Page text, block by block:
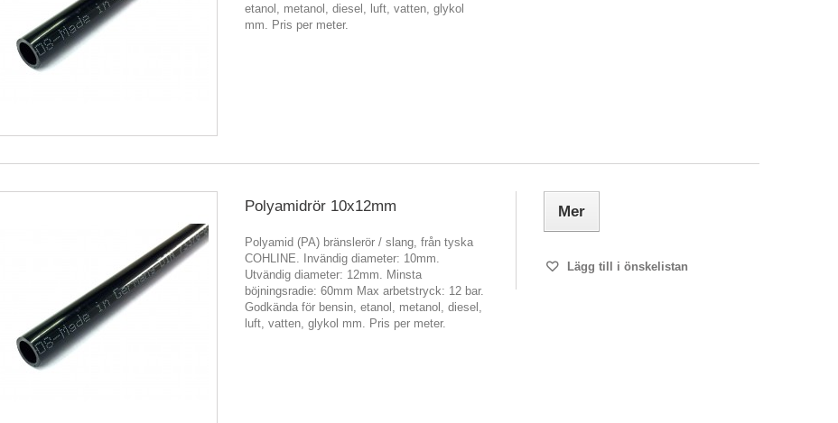
etanol, metanol, diesel, luft, vatten, glykol
mm. Pris per meter.
Polyamidrör 10x12mm
Polyamid (PA) bränslerör / slang, från tyska
COHLINE. Invändig diameter: 10mm.
Utvändig diameter: 12mm. Minsta
böjningsradie: 60mm Max arbetstryck: 12 bar.
Godkända för bensin, etanol, metanol, diesel,
luft, vatten, glykol mm. Pris per meter.
Mer
Lägg till i önskelistan